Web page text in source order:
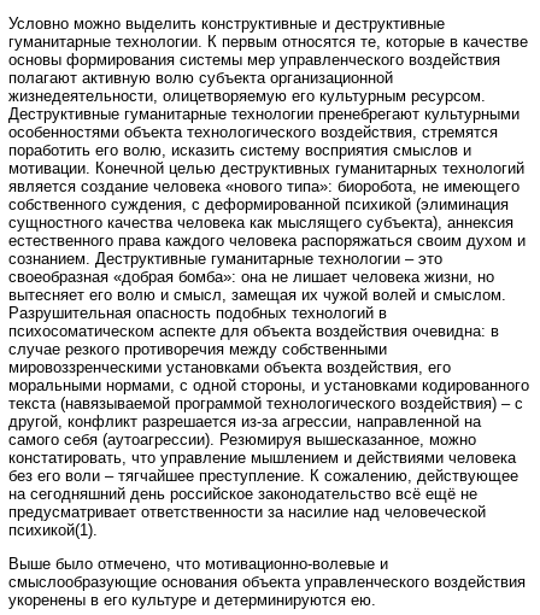
Условно можно выделить конструктивные и деструктивные
гуманитарные технологии. К первым относятся те, которые в качестве
основы формирования системы мер управленческого воздействия
полагают активную волю субъекта организационной
жизнедеятельности, олицетворяемую его культурным ресурсом.
Деструктивные гуманитарные технологии пренебрегают культурными
особенностями объекта технологического воздействия, стремятся
поработить его волю, исказить систему восприятия смыслов и
мотивации. Конечной целью деструктивных гуманитарных технологий
является создание человека «нового типа»: биоробота, не имеющего
собственного суждения, с деформированной психикой (элиминация
сущностного качества человека как мыслящего субъекта), аннексия
естественного права каждого человека распоряжаться своим духом и
сознанием. Деструктивные гуманитарные технологии – это
своеобразная «добрая бомба»: она не лишает человека жизни, но
вытесняет его волю и смысл, замещая их чужой волей и смыслом.
Разрушительная опасность подобных технологий в
психосоматическом аспекте для объекта воздействия очевидна: в
случае резкого противоречия между собственными
мировоззренческими установками объекта воздействия, его
моральными нормами, с одной стороны, и установками кодированного
текста (навязываемой программой технологического воздействия) – с
другой, конфликт разрешается из-за агрессии, направленной на
самого себя (аутоагрессии). Резюмируя вышесказанное, можно
констатировать, что управление мышлением и действиями человека
без его воли – тягчайшее преступление. К сожалению, действующее
на сегодняшний день российское законодательство всё ещё не
предусматривает ответственности за насилие над человеческой
психикой(1).
Выше было отмечено, что мотивационно-волевые и
смыслообразующие основания объекта управленческого воздействия
укоренены в его культуре и детерминируются ею.